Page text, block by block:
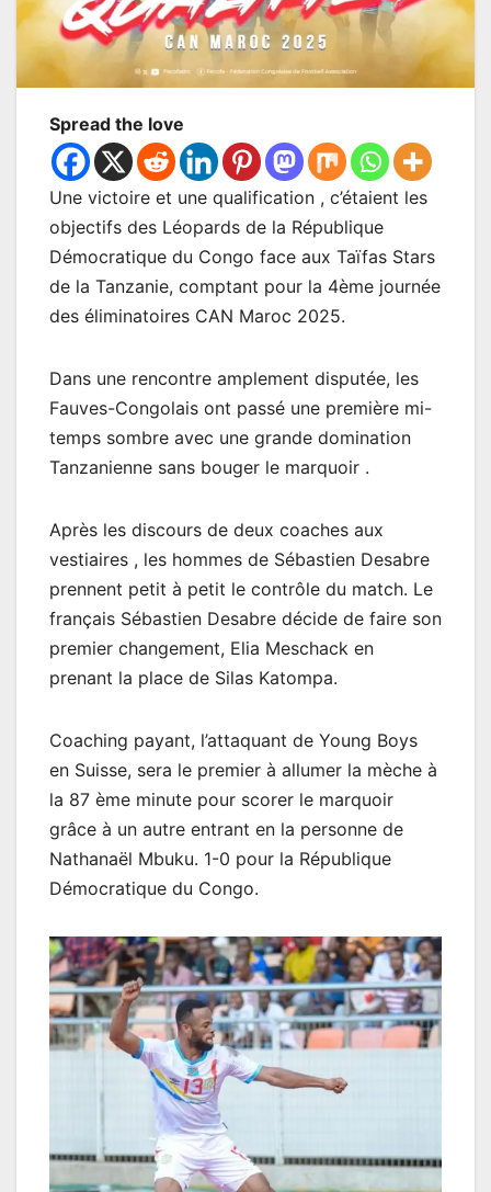
Spread the love
Une victoire et une qualification , c’étaient les
objectifs des Léopards de la République
Démocratique du Congo face aux Taïfas Stars
de la Tanzanie, comptant pour la 4ème journée
des éliminatoires CAN Maroc 2025.
Dans une rencontre amplement disputée, les
Fauves-Congolais ont passé une première mi-
temps sombre avec une grande domination
Tanzanienne sans bouger le marquoir .
Après les discours de deux coaches aux
vestiaires , les hommes de Sébastien Desabre
prennent petit à petit le contrôle du match. Le
français Sébastien Desabre décide de faire son
premier changement, Elia Meschack en
prenant la place de Silas Katompa.
Coaching payant, l’attaquant de Young Boys
en Suisse, sera le premier à allumer la mèche à
la 87 ème minute pour scorer le marquoir
grâce à un autre entrant en la personne de
Nathanaël Mbuku. 1-0 pour la République
Démocratique du Congo.